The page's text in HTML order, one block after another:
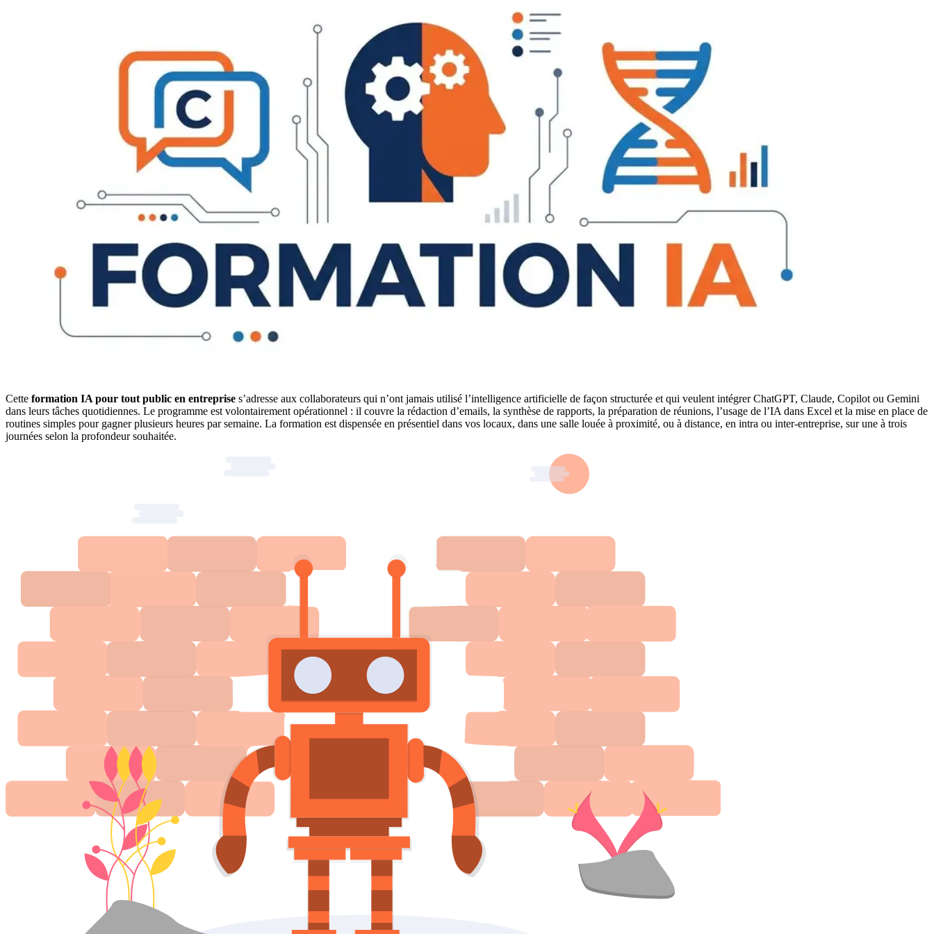
Cette formation IA pour tout public en entreprise s’adresse aux collaborateurs qui n’ont jamais utilisé l’intelligence artificielle de façon structurée et qui veulent intégrer ChatGPT, Claude, Copilot ou Gemini
dans leurs tâches quotidiennes. Le programme est volontairement opérationnel : il couvre la rédaction d’emails, la synthèse de rapports, la préparation de réunions, l’usage de l’IA dans Excel et la mise en place de
routines simples pour gagner plusieurs heures par semaine. La formation est dispensée en présentiel dans vos locaux, dans une salle louée à proximité, ou à distance, en intra ou inter-entreprise, sur une à trois
journées selon la profondeur souhaitée.